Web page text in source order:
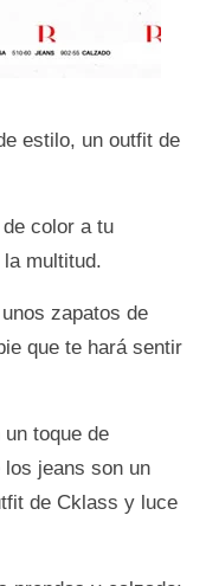
estilo, un outfit de
color a tu
multitud.
zapatos de
que te hará sentir
toque de
jeans son un
de Cklass y luce